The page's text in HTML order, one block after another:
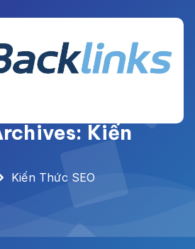
Kiến
Kiến Thức SEO